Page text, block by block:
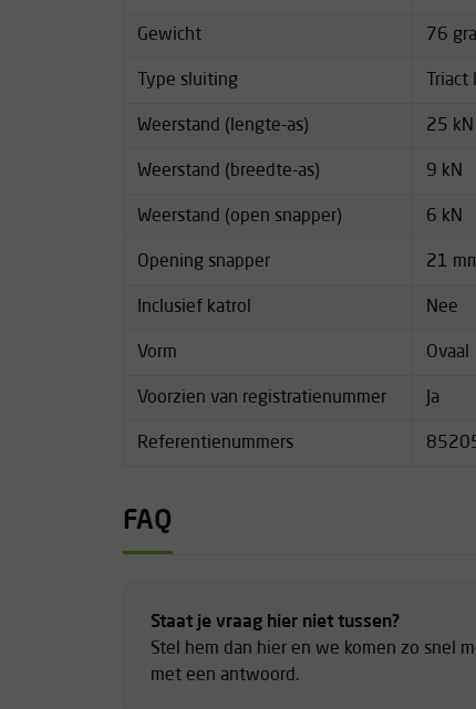
Gewicht 76
Type sluiting Triact
Weerstand (lengte-as) 25 kN
Weerstand (breedte-as) 9 kN
Weerstand (open snapper) 6 kN
Opening snapper 21
Inclusief katrol Nee
Vorm Ovaal
Voorzien van registratienummer Ja
Referentienummers
FAQ
Staat je vraag hier niet tussen?
Stel hem dan hier en we komen zo snel
met een antwoord.